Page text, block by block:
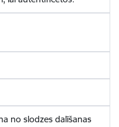
no slodzes dalīšanas